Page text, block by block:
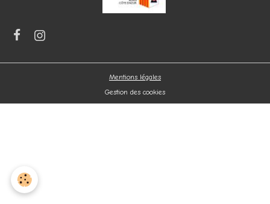
Mentions légales
Gestion des cookies